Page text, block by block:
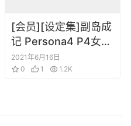
[会员][设定集]副岛成
记 Persona4 P4女神
异闻录4午夜竞技场2
插画原画设定集
2021年6月16日
0
1 1.2K